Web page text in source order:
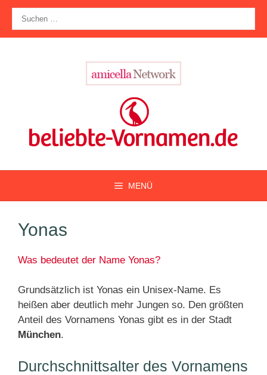
Zum
Inhalt
springen
nach:
MENÜ
Yonas
Was bedeutet der Name Yonas?
Grundsätzlich ist Yonas ein Unisex-Name. Es
heißen aber deutlich mehr Jungen so. Den größten
Anteil des Vornamens Yonas gibt es in der Stadt
München.
Durchschnittsalter des Vornamens